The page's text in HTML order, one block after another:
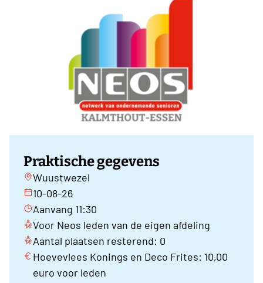
Praktische gegevens
Wuustwezel
10-08-26
Aanvang 11:30
Voor Neos leden van de eigen afdeling
Aantal plaatsen resterend: 0
Hoevevlees Konings en Deco Frites: 10,00
euro voor leden